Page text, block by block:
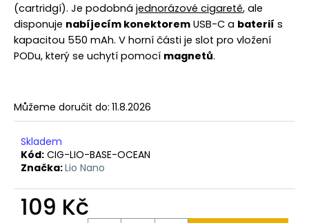
(cartridgí). Je podobná jednorázové cigaretě, ale
disponuje nabíjecím konektorem USB-C a baterií s
kapacitou 550 mAh. V horní části je slot pro vložení
PODu, který se uchytí pomocí magnetů.
Můžeme doručit do: 11.8.2026
Skladem
Kód: CIG-LIO-BASE-OCEAN
Značka:Lio Nano
109 Kč
D
o
r
u
č
u
e
m